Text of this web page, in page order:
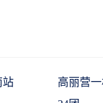
站 高丽营